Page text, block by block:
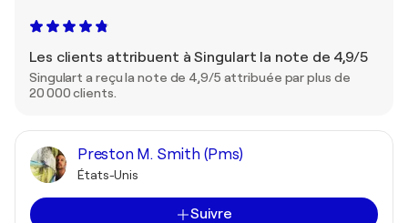
Les clients attribuent à Singulart la note de 4,9/5
Singulart a reçu la note de 4,9/5 attribuée par plus de
20 000 clients.
Preston M. Smith (Pms)
États-Unis
Suivre